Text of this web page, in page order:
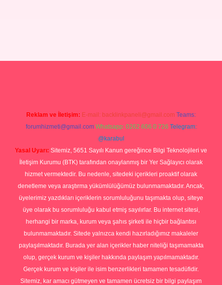
Reklam ve İletişim: E-mail: backlinkpaneli@gmail.com Teams:
forumhizmeti@gmail.com Whatsapp: 0262 606 0 726 Telegram:
@karabul
Yasal Uyarı: Sitemiz, 5651 Sayılı Kanun gereğince Bilgi Teknolojileri ve
İletişim Kurumu (BTK) tarafından onaylanmış bir Yer Sağlayıcı olarak
hizmet vermektedir. Bu nedenle, sitedeki içerikleri proaktif olarak
denetleme veya araştırma yükümlülüğümüz bulunmamaktadır. Ancak,
üyelerimiz yazdıkları içeriklerin sorumluluğunu taşımakta olup, siteye
üye olarak bu sorumluluğu kabul etmiş sayılırlar. Bu internet sitesi,
herhangi bir marka, kurum veya şahıs şirketi ile hiçbir bağlantısı
bulunmamaktadır. Sitede yalnızca kendi hazırladığımız makaleler
paylaşılmaktadır. Burada yer alan içerikler haber niteliği taşımamakta
olup, gerçek kurum ve kişiler hakkında paylaşım yapılmamaktadır.
Gerçek kurum ve kişiler ile isim benzerlikleri tamamen tesadüfidir.
Sitemiz, kar amacı gütmeyen ve tamamen ücretsiz bir bilgi paylaşım